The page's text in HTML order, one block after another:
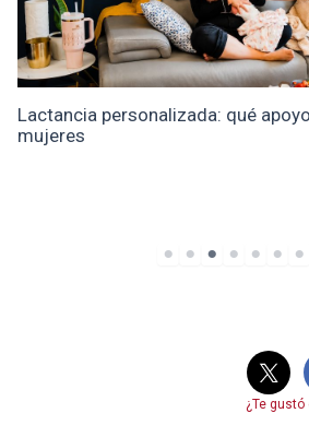
Lactancia personalizada: qué
mujeres
¿Te gustó